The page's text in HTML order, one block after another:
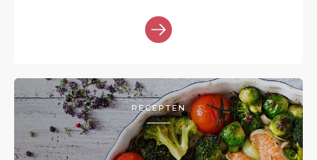
RECEPTEN